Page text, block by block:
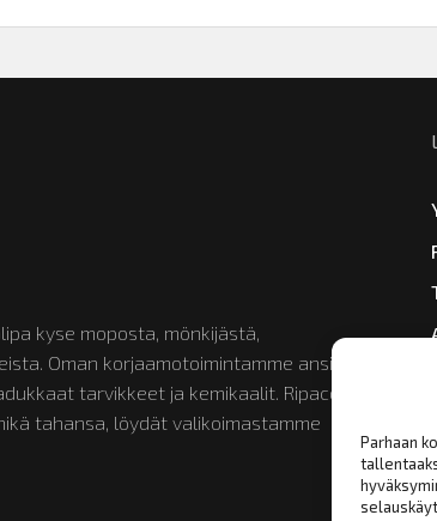
Parhaan
kyse moposta, mönkijästä,
Oman korjaamotoimintamme ansiosta
tarvikkeet ja kemikaalit. Ripaco on
tahansa, löydät valikoimastamme